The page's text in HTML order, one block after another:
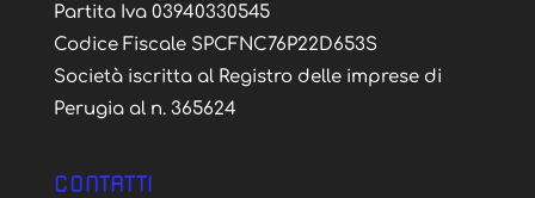
Partita Iva 03940330545
Codice Fiscale SPCFNC76P22D653S
Società iscritta al Registro delle imprese di
Perugia al n. 365624
CONTATTI